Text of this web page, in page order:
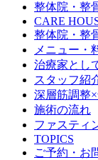
整体院・整
CARE
整体院・整
メニュー・
治療家とし
スタッフ紹
深層筋調整
施術の流れ
ファスティ
TOPICS
ご予約・お